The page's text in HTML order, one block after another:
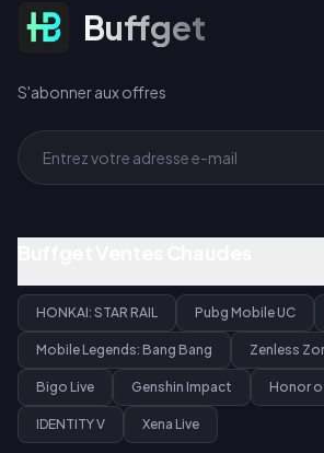
S'abonner aux offres
Buffget
S'abonner aux offres
HONKAI: STAR RAIL Pubg Mobile UC
Mobile Legends: Bang Bang Zenless
Bigo Live Genshin Impact Honor
IDENTITY V Xena Live